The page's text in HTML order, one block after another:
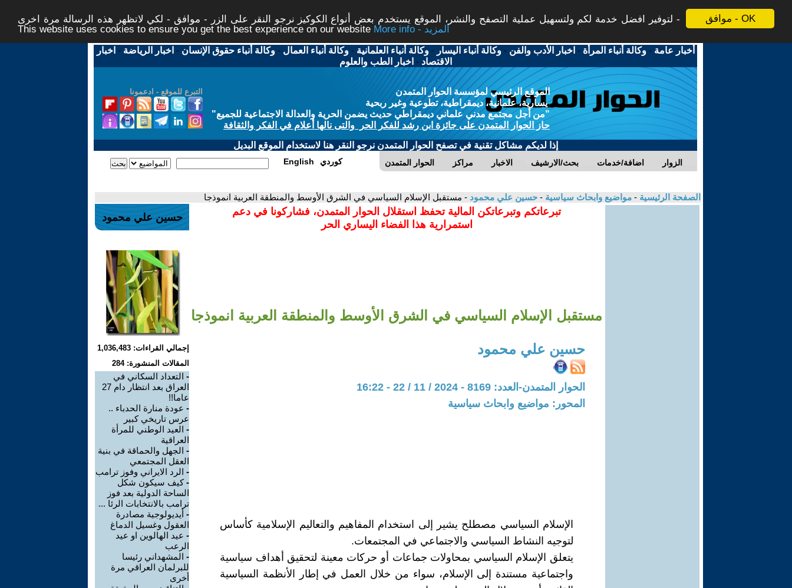
موافق - OK
لتوفير افضل خدمة لكم ولتسهيل عملية التصفح والنشر، الموقع يستخدم بعض أنواع الكوكيز نرجو النقر على الزر - موافق - لكي لاتظهر هذه الرسالة مرة اخرى -
This website uses cookies to ensure you get the best experience on our website
More info - المزيد
أخبار عامة -وكالة أنباء المرأة - اخبار الأدب والفن -وكالة أنباء اليسار -وكالة أنباء العلمانية -وكالة أنباء العمال -وكالة أنباء حقوق الإنسان - اخبار الرياضة - اخبار
الاقتصاد - اخبار الطب والعلوم
التبرع للموقع - ادعمونا
الموقع الرئيسي لمؤسسة الحوار المتمدن
يسارية، علمانية، ديمقراطية، تطوعية وغير ربحية
"من أجل مجتمع مدني علماني ديمقراطي حديث يضمن الحرية والعدالة الاجتماعية للجميع"
حاز الحوار المتمدن على جائزة ابن رشد للفكر الحر والتى نالها أعلام في الفكر والثقافة
إذا لديكم مشاكل تقنية في تصفح الحوار المتمدن نرجو النقر هنا لاستخدام الموقع البديل
الحوار المتمدن مراكز الاخبار بحث/الارشيف اضافة/خدمات الزوار English كوردي
الصفحة الرئيسية - مواضيع وابحاث سياسية - حسين علي محمود - مستقبل الإسلام السياسي في الشرق الأوسط والمنطقة العربية انموذجا
تبرعاتكم وتبرعاتكن المالية تحفظ استقلال الحوار المتمدن، فشاركونا في دعم
استمرارية هذا الفضاء اليساري الحر
مستقبل الإسلام السياسي في الشرق الأوسط والمنطقة العربية انموذجا
حسين علي محمود
الحوار المتمدن-العدد: 8169 - 2024 / 11 / 22 - 16:22
المحور: مواضيع وابحاث سياسية
الإسلام السياسي مصطلح يشير إلى استخدام المفاهيم والتعاليم الإسلامية كأساس
لتوجيه النشاط السياسي والاجتماعي في المجتمعات.
يتعلق الإسلام السياسي بمحاولات جماعات أو حركات معينة لتحقيق أهداف سياسية
واجتماعية مستندة إلى الإسلام، سواء من خلال العمل في إطار الأنظمة السياسية
حسين علي محمود
إجمالي القراءات: 1,036,483
المقالات المنشورة: 284
- التعداد السكاني في
العراق بعد انتظار دام 27
عاما!!
- عودة منارة الحدباء ..
عرس تاريخي كبير
- العيد الوطني للمرأة
العراقية
- الجهل والحماقة في بنية
العقل المجتمعي
- الرد الايراني وفوز ترامب
-كيف سيكون شكل
الساحة الدولية بعد فوز
ترامب بالانتخابات الرئا ...
- أيديولوجية مصادرة
العقول وغسيل الدماغ
- عيد الهالوين او عيد
الرعب
- المشهداني رئيسا
للبرلمان العراقي مرة
أخرى